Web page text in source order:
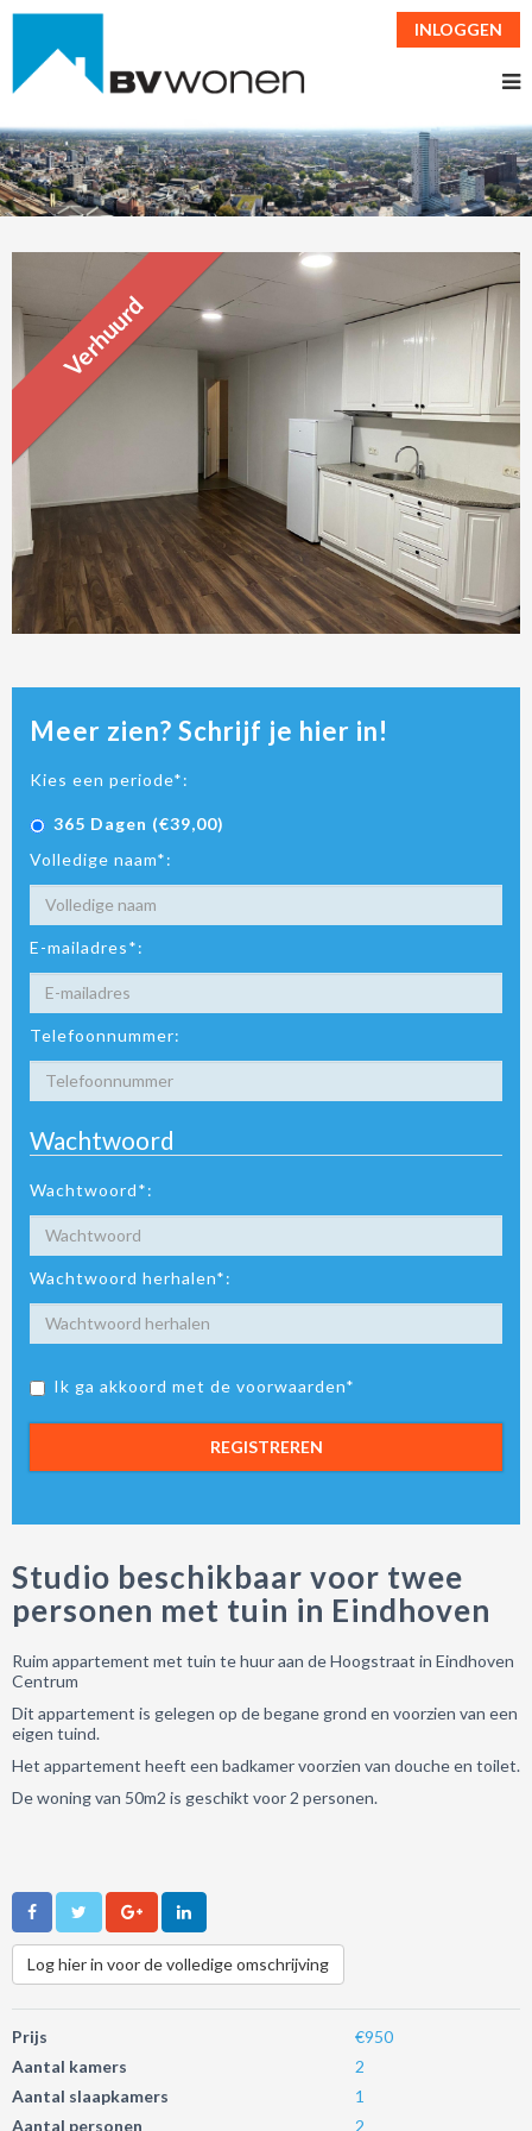
INLOGGEN
Verhuurd
Meer zien? Schrijf je hier in!
Kies een periode*:
365 Dagen (€39,00)
Volledige naam*:
E-mailadres*:
Telefoonnummer:
Wachtwoord
Wachtwoord*:
Wachtwoord herhalen*:
Ik ga akkoord met de voorwaarden*
REGISTREREN
Studio beschikbaar voor twee
personen met tuin in Eindhoven
Ruim appartement met tuin te huur aan de Hoogstraat in Eindhoven
Centrum
Dit appartement is gelegen op de begane grond en voorzien van een
eigen tuind.
Het appartement heeft een badkamer voorzien van douche en toilet.
De woning van 50m2 is geschikt voor 2 personen.
Log hier in voor de volledige omschrijving
Prijs
€950
Aantal kamers
2
Aantal slaapkamers
1
Aantal personen
2